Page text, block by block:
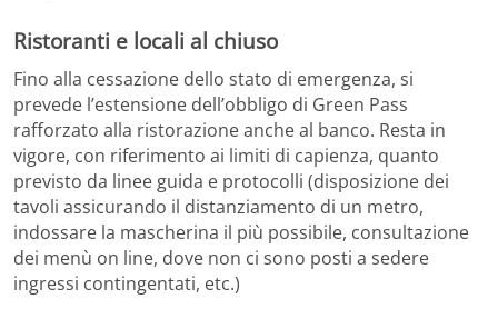
Ristoranti e locali al chiuso
Fino alla cessazione dello stato di emergenza, si
prevede l’estensione dell’obbligo di Green Pass
rafforzato alla ristorazione anche al banco. Resta in
vigore, con riferimento ai limiti di capienza, quanto
previsto da linee guida e protocolli (disposizione dei
tavoli assicurando il distanziamento di un metro,
indossare la mascherina il più possibile, consultazione
dei menù on line, dove non ci sono posti a sedere
ingressi contingentati, etc.)